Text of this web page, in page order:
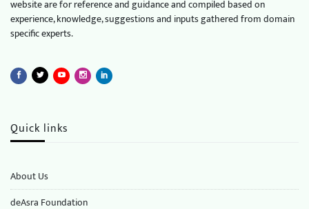
website are for reference and guidance and compiled based on
experience, knowledge, suggestions and inputs gathered from domain
specific experts.
Quick links
About Us
deAsra Foundation